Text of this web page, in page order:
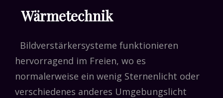
Wärmetechnik
Bildverstärkersysteme funktionieren
hervorragend im Freien, wo es
normalerweise ein wenig Sternenlicht oder
verschiedenes anderes Umgebungslicht